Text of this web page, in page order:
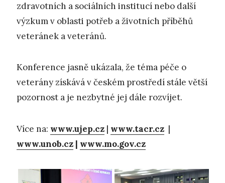
zdravotních a sociálních institucí nebo další
výzkum v oblasti potřeb a životních příběhů
veteránek a veteránů.
Konference jasně ukázala, že téma péče o
veterány získává v českém prostředí stále větší
pozornost a je nezbytné jej dále rozvíjet.
Více na: www.ujep.cz | www.tacr.cz |
www.unob.cz | www.mo.gov.cz